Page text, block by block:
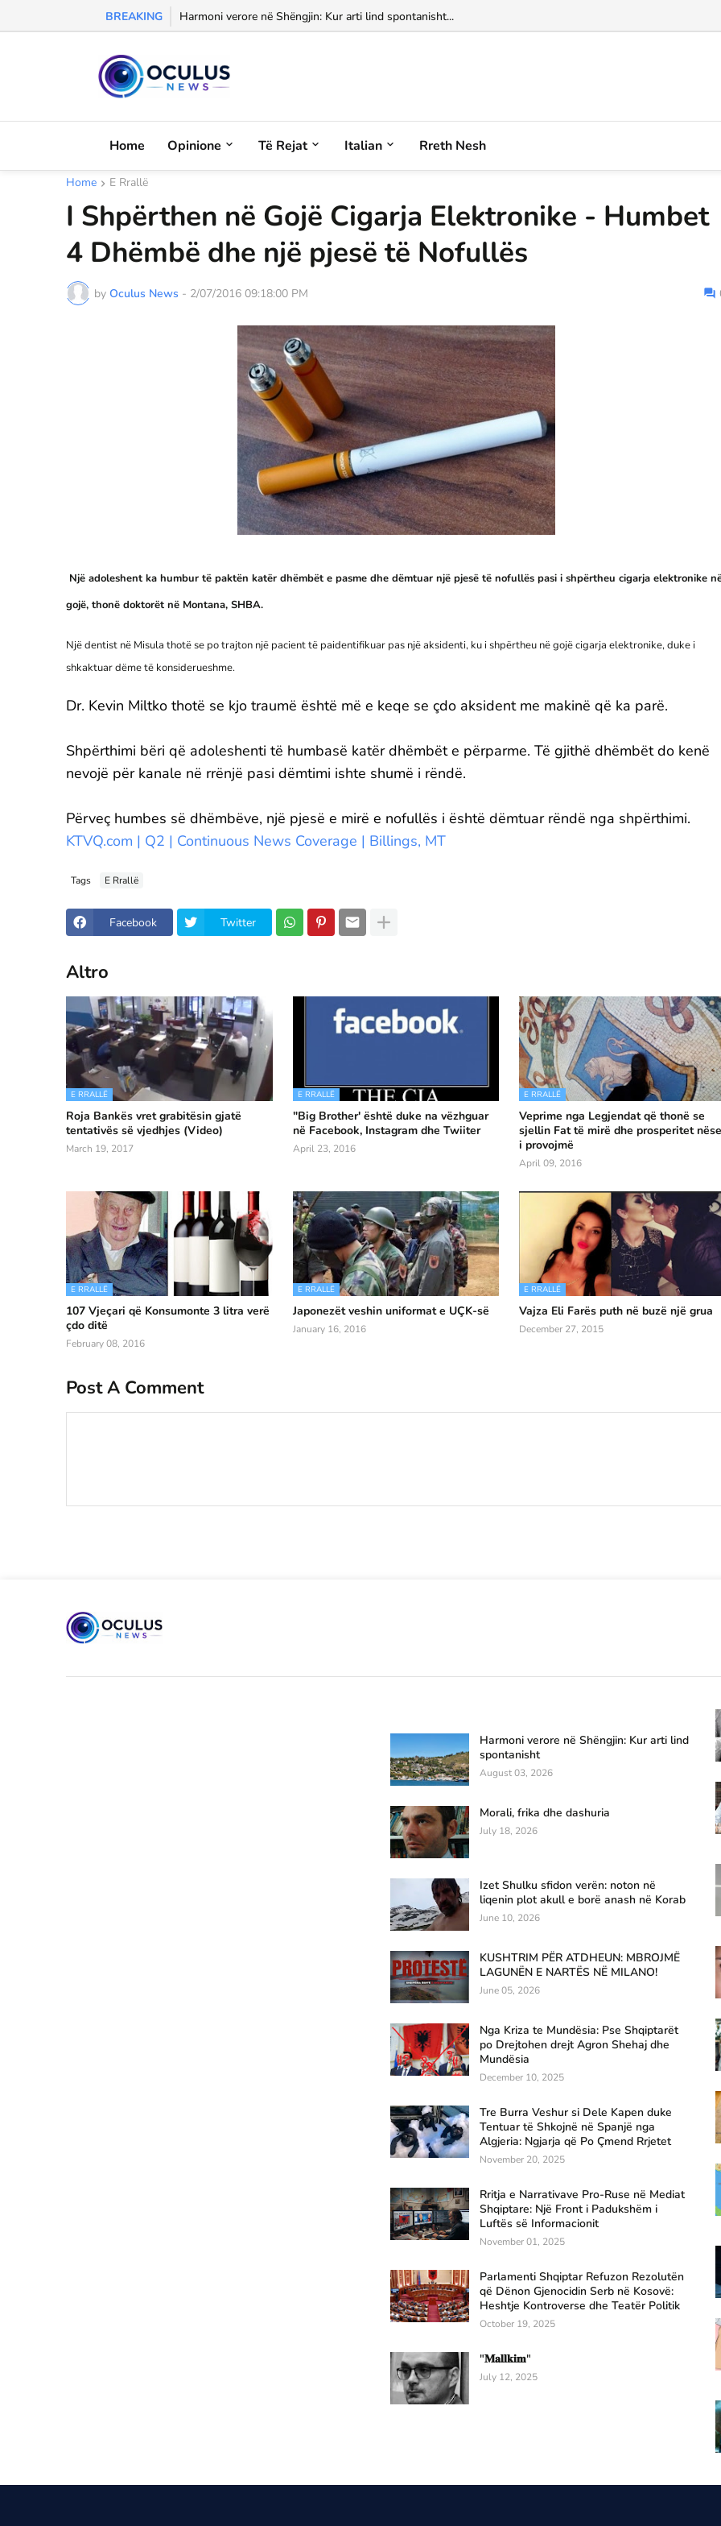
BREAKING Harmoni verore në Shëngjin: Kur arti lind spontanisht...
Morali, frika dhe dashuria...
Home Opinione Të Rejat Italian Rreth Nesh
Home E Rrallë
I Shpërthen në Gojë Cigarja Elektronike - Humbet
4 Dhëmbë dhe një pjesë të Nofullës
by Oculus News - 2/07/2016 09:18:00 PM
Një adoleshent ka humbur të paktën katër dhëmbët e pasme dhe dëmtuar një pjesë të nofullës pasi i shpërtheu cigarja elektronike
gojë, thonë doktorët në Montana, SHBA.
Një dentist në Misula thotë se po trajton një pacient të paidentifikuar pas një aksidenti, ku i shpërtheu në gojë cigarja elektronike, duke i
shkaktuar dëme të konsiderueshme.
Dr. Kevin Miltko thotë se kjo traumë është më e keqe se çdo aksident me makinë që ka parë.
Shpërthimi bëri që adoleshenti të humbasë katër dhëmbët e përparme. Të gjithë dhëmbët do kenë
nevojë për kanale në rrënjë pasi dëmtimi ishte shumë i rëndë.
Përveç humbes së dhëmbëve, një pjesë e mirë e nofullës i është dëmtuar rëndë nga shpërthimi.
KTVQ.com | Q2 | Continuous News Coverage | Billings, MT
Tags E Rrallë
Facebook Twitter
Altro
E RRALLË
Roja Bankës vret grabitësin gjatë
tentativës së vjedhjes (Video)
March 19, 2017
E RRALLË
"Big Brother' është duke na vëzhguar
në Facebook, Instagram dhe Twiiter
April 23, 2016
E RRALLË
Veprime nga Legjendat që thonë se
sjellin Fat të mirë dhe prosperitet
i provojmë
April 09, 2016
E RRALLË
107 Vjeçari që Konsumonte 3 litra verë
çdo ditë
February 08, 2016
E RRALLË
Japonezët veshin uniformat e UÇK-së
January 16, 2016
E RRALLË
Vajza Eli Farës puth në buzë një grua
December 27, 2015
Post A Comment
Harmoni verore në Shëngjin: Kur arti lind
spontanisht
August 03, 2026
Morali, frika dhe dashuria
July 18, 2026
Izet Shulku sfidon verën: noton në
liqenin plot akull e borë anash në Korab
June 10, 2026
KUSHTRIM PËR ATDHEUN: MBROJMË
LAGUNËN E NARTËS NË MILANO!
June 05, 2026
Nga Kriza te Mundësia: Pse Shqiptarët
po Drejtohen drejt Agron Shehaj dhe
Mundësia
December 10, 2025
Tre Burra Veshur si Dele Kapen duke
Tentuar të Shkojnë në Spanjë nga
Algjeria: Ngjarja që Po Çmend Rrjetet
November 20, 2025
Rritja e Narrativave Pro-Ruse në Mediat
Shqiptare: Një Front i Padukshëm i
Luftës së Informacionit
November 01, 2025
Parlamenti Shqiptar Refuzon Rezolutën
që Dënon Gjenocidin Serb në Kosovë:
Heshtje Kontroverse dhe Teatër Politik
October 19, 2025
"𝐌𝐚𝐥𝐥𝐤𝐢𝐦"
July 12, 2025